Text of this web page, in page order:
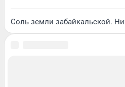
Соль земли забайкальской.